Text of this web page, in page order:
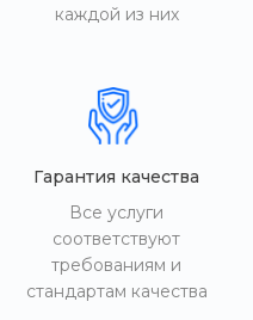
каждой из них
Гарантия качества
Все услуги
соответствуют
требованиям и
стандартам качества